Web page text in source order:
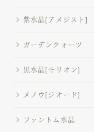
紫水晶[アメジスト]
ガーデンクォーツ
黒水晶[モリオン]
メノウ[ジオード]
ファントム水晶